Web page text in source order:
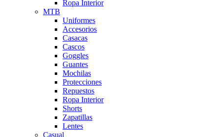
Ropa Interior
MTB
Uniformes
Accesorios
Casacas
Cascos
Goggles
Guantes
Mochilas
Protecciones
Repuestos
Ropa Interior
Shorts
Zapatillas
Lentes
Casual